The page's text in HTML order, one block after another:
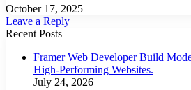
October 17, 2025
Leave a Reply
Recent Posts
Framer Web Developer Build
High-Performing Websites.
July 24, 2026